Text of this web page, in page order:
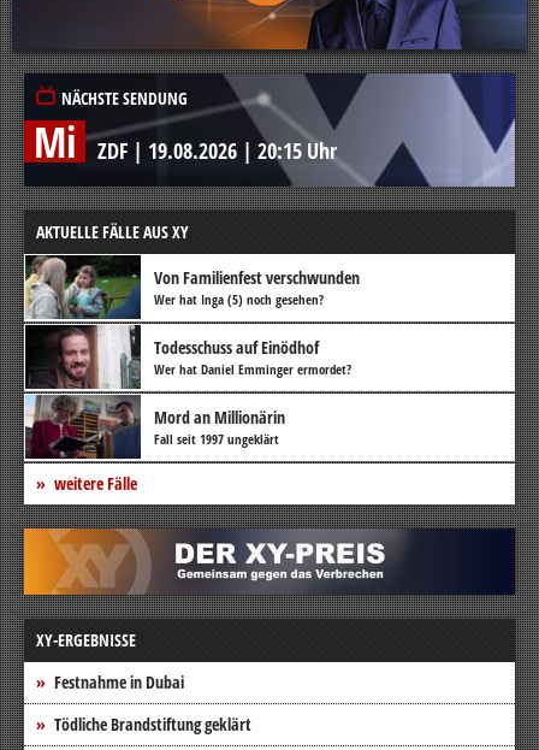
NÄCHSTE SENDUNG
Mi ZDF | 19.08.2026 | 20:15 Uhr
AKTUELLE FÄLLE AUS XY
Von Familienfest verschwunden
Wer hat Inga (5) noch gesehen?
Todesschuss auf Einödhof
Wer hat Daniel Emminger ermordet?
Mord an Millionärin
Fall seit 1997 ungeklärt
weitere Fälle
XY-ERGEBNISSE
Festnahme in Dubai
Tödliche Brandstiftung geklärt